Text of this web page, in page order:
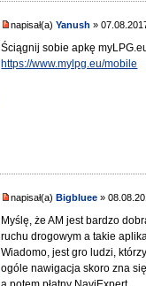
napisał(a)Yanush »
Ściągnij sobie apkę
https://www.mylpg.eu/mobile
napisał(a)Bigbluee »
Myślę, że AM jest bardzo
ruchu drogowym a takie
Wiadomo, jest gro ludzi,
ogóle nawigacja skoro zna